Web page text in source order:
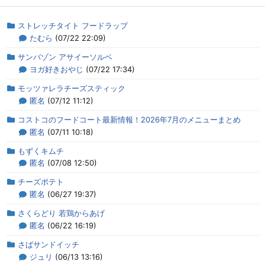
ストレッチタイト フードラップ
たむら (07/22 22:09)
サンバゾン アサイーソルベ
ヨガ好きおやじ (07/22 17:34)
モッツァレラチーズスティック
匿名 (07/12 11:12)
コストコのフードコート最新情報！2026年7月のメニューまとめ
匿名 (07/11 10:18)
もずくキムチ
匿名 (07/08 12:50)
チーズポテト
匿名 (06/27 19:37)
さくらどり 若鶏からあげ
匿名 (06/22 16:19)
さばサンドイッチ
ジュリ (06/13 13:16)